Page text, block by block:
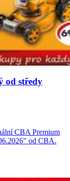
od středy
CBA Premium
od CBA.